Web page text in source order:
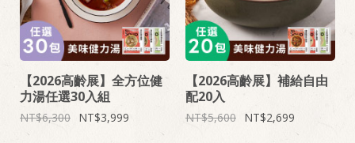
【2026高齡展】全方位健
力湯任選30入組
6,300 3,999
【2026高齡展】補給自由
配20入
5,600 2,699